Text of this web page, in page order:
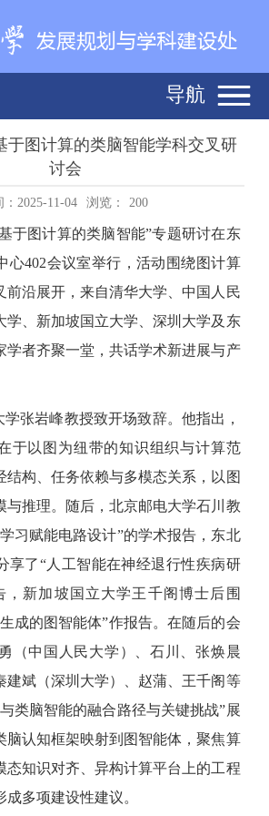
导航
于图计算的类脑智能学科交叉研
讨会
：2025-11-04 浏览： 200
于图计算的类脑智能”专题研讨在东
心402会议室举行，活动围绕图计算
前沿展开，来自清华大学、中国人民
学、新加坡国立大学、深圳大学及东
学者齐聚一堂，共话学术新进展与产
张岩峰教授致开场致辞。他指出，
于以图为纽带的知识组织与计算范
结构、任务依赖与多模态关系，以图
与推理。随后，北京邮电大学石川教
习赋能电路设计”的学术报告，东北
享了“人工智能在神经退行性疾病研
，新加坡国立大学王千阁博士后围
成的图智能体”作报告。在随后的会
（中国人民大学）、石川、张焕晨
建斌（深圳大学）、赵蒲、王千阁等
类脑智能的融合路径与关键挑战”展
脑认知框架映射到图智能体，聚焦算
态知识对齐、异构计算平台上的工程
多项建设性建议。